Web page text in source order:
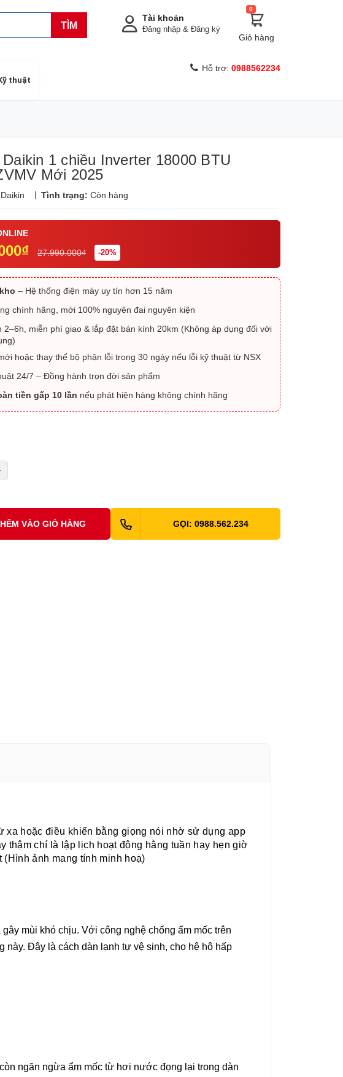
TÌM
0
Giỏ hàng
Tài khoản
Đăng nhập & Đăng ký
thuật
Hỗ trợ: 0988562234
1 chiều Inverter 18000 BTU
Mới 2025
Daikin | Tình trạng: Còn hàng
27.990.000₫ -20%
– Hệ thống điện máy uy tín hơn 15 năm
chính hãng, mới 100% nguyên đai nguyên kiện
2–6h, miễn phí giao & lắp đặt bán kính 20km (Không áp dụng đối với
hoặc thay thế bộ phận lỗi trong 30 ngày nếu lỗi kỹ thuật từ NSX
24/7 – Đồng hành trọn đời sản phẩm
tiền gấp 10 lần nếu phát hiện hàng không chính hãng
VÀO GIỎ HÀNG GỌI: 0988.562.234
hoặc điều khiển bằng giọng nói nhờ sử dụng app
thậm chí là lập lịch hoạt động hằng tuần hay hẹn giờ
ảnh mang tính minh hoạ)
mùi khó chịu. Với công nghệ chống ẩm mốc trên
này. Đây là cách dàn lạnh tự vệ sinh, cho hệ hô hấp
ngăn ngừa ẩm mốc từ hơi nước đọng lại trong dàn